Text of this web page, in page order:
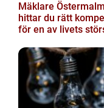
Mäklare
hittar du rätt
för en av livets